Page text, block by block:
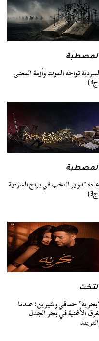
تواجه الموت وأزمة المعنى
تدوير النخب في براح السردية
حماقي وشيرين: عندما
الأغنية في بحر الجدل